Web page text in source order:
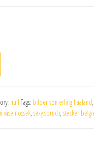
null Tags: bilder von erling haaland,
vase nossek, sexy spruch, stecker